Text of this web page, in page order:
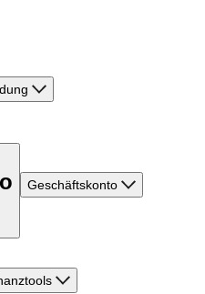
Geschäftskonto